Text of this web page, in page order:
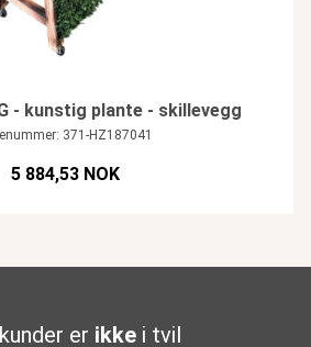
- kunstig plante - skillevegg
371-HZ187041
5 884,53 NOK
er ikke i tvil